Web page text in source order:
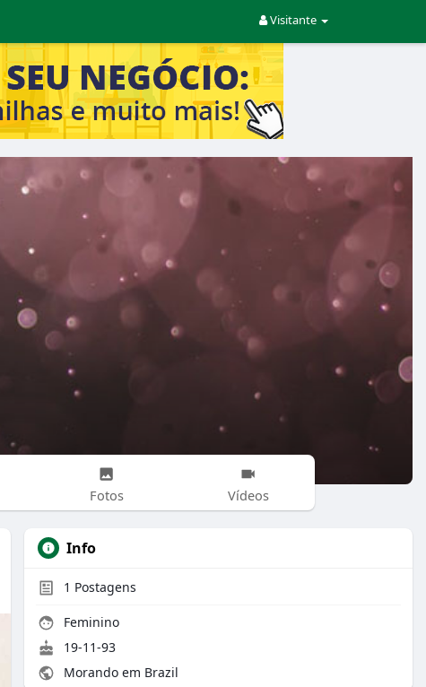
Visitante
Fotos Vídeos
Info
1 Postagens
Feminino
19-11-93
Morando em Brazil